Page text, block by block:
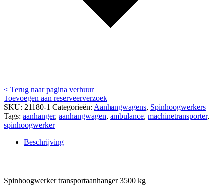
< Terug naar pagina verhuur
Toevoegen aan reserveerverzoek
SKU: 21180-1 Categorieën: Aanhangwagens, Spinhoogwerkers
Tags: aanhanger, aanhangwagen, ambulance, machinetransporter,
spinhoogwerker
Beschrijving
Spinhoogwerker transportaanhanger 3500 kg